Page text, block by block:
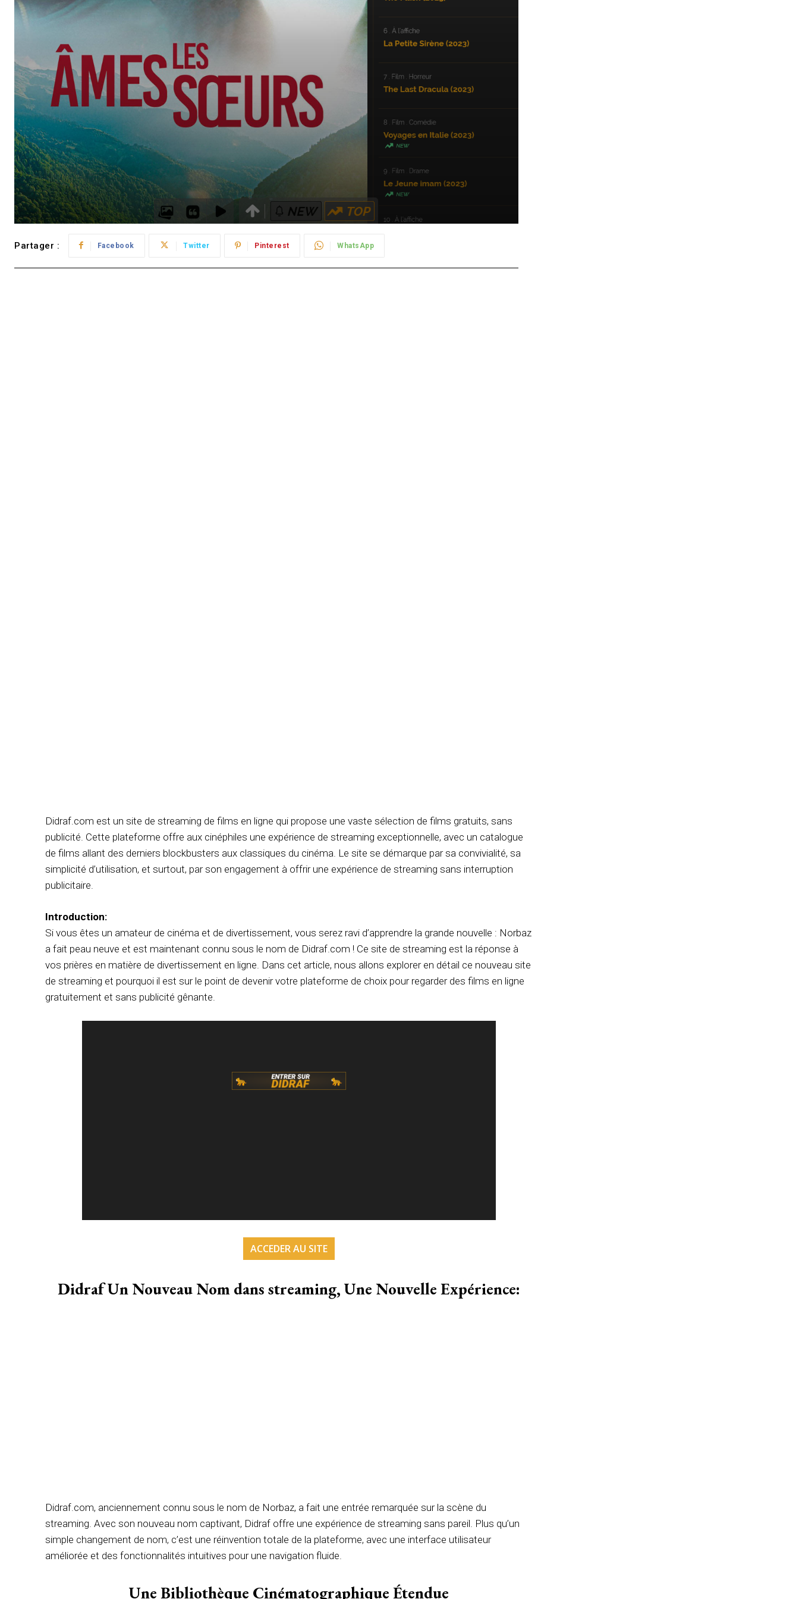
Partager : Facebook Twitter Pinterest WhatsApp
Didraf.com est un site de streaming de films en ligne qui propose une vaste sélection de films gratuits, sans
publicité. Cette plateforme offre aux cinéphiles une expérience de streaming exceptionnelle, avec un catalogue
de films allant des derniers blockbusters aux classiques du cinéma. Le site se démarque par sa convivialité, sa
simplicité d’utilisation, et surtout, par son engagement à offrir une expérience de streaming sans interruption
publicitaire.
Introduction:
Si vous êtes un amateur de cinéma et de divertissement, vous serez ravi d’apprendre la grande nouvelle : Norbaz
a fait peau neuve et est maintenant connu sous le nom de Didraf.com ! Ce site de streaming est la réponse à
vos prières en matière de divertissement en ligne. Dans cet article, nous allons explorer en détail ce nouveau site
de streaming et pourquoi il est sur le point de devenir votre plateforme de choix pour regarder des films en ligne
gratuitement et sans publicité gênante.
ACCEDER AU SITE
Didraf Un Nouveau Nom dans streaming, Une Nouvelle Expérience:
Didraf.com, anciennement connu sous le nom de Norbaz, a fait une entrée remarquée sur la scène du
streaming. Avec son nouveau nom captivant, Didraf offre une expérience de streaming sans pareil. Plus qu’un
simple changement de nom, c’est une réinvention totale de la plateforme, avec une interface utilisateur
améliorée et des fonctionnalités intuitives pour une navigation fluide.
Une Bibliothèque Cinématographique Étendue